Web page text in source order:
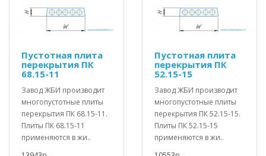
Пустотная плита
перекрытия ПК
68.15-11
Завод ЖБИ производит
многопустотные плиты
перекрытия ПК 68.15-11.
Плиты ПК 68.15-11
применяются в жи..
Пустотная плита
перекрытия ПК
52.15-15
Завод ЖБИ производит
многопустотные плиты
перекрытия ПК 52.15-15.
Плиты ПК 52.15-15
применяются в жи..